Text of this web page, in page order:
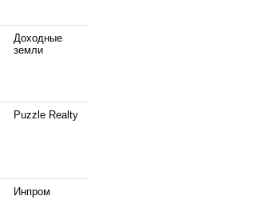
Доходные
земли
Puzzle Realty
Инпром